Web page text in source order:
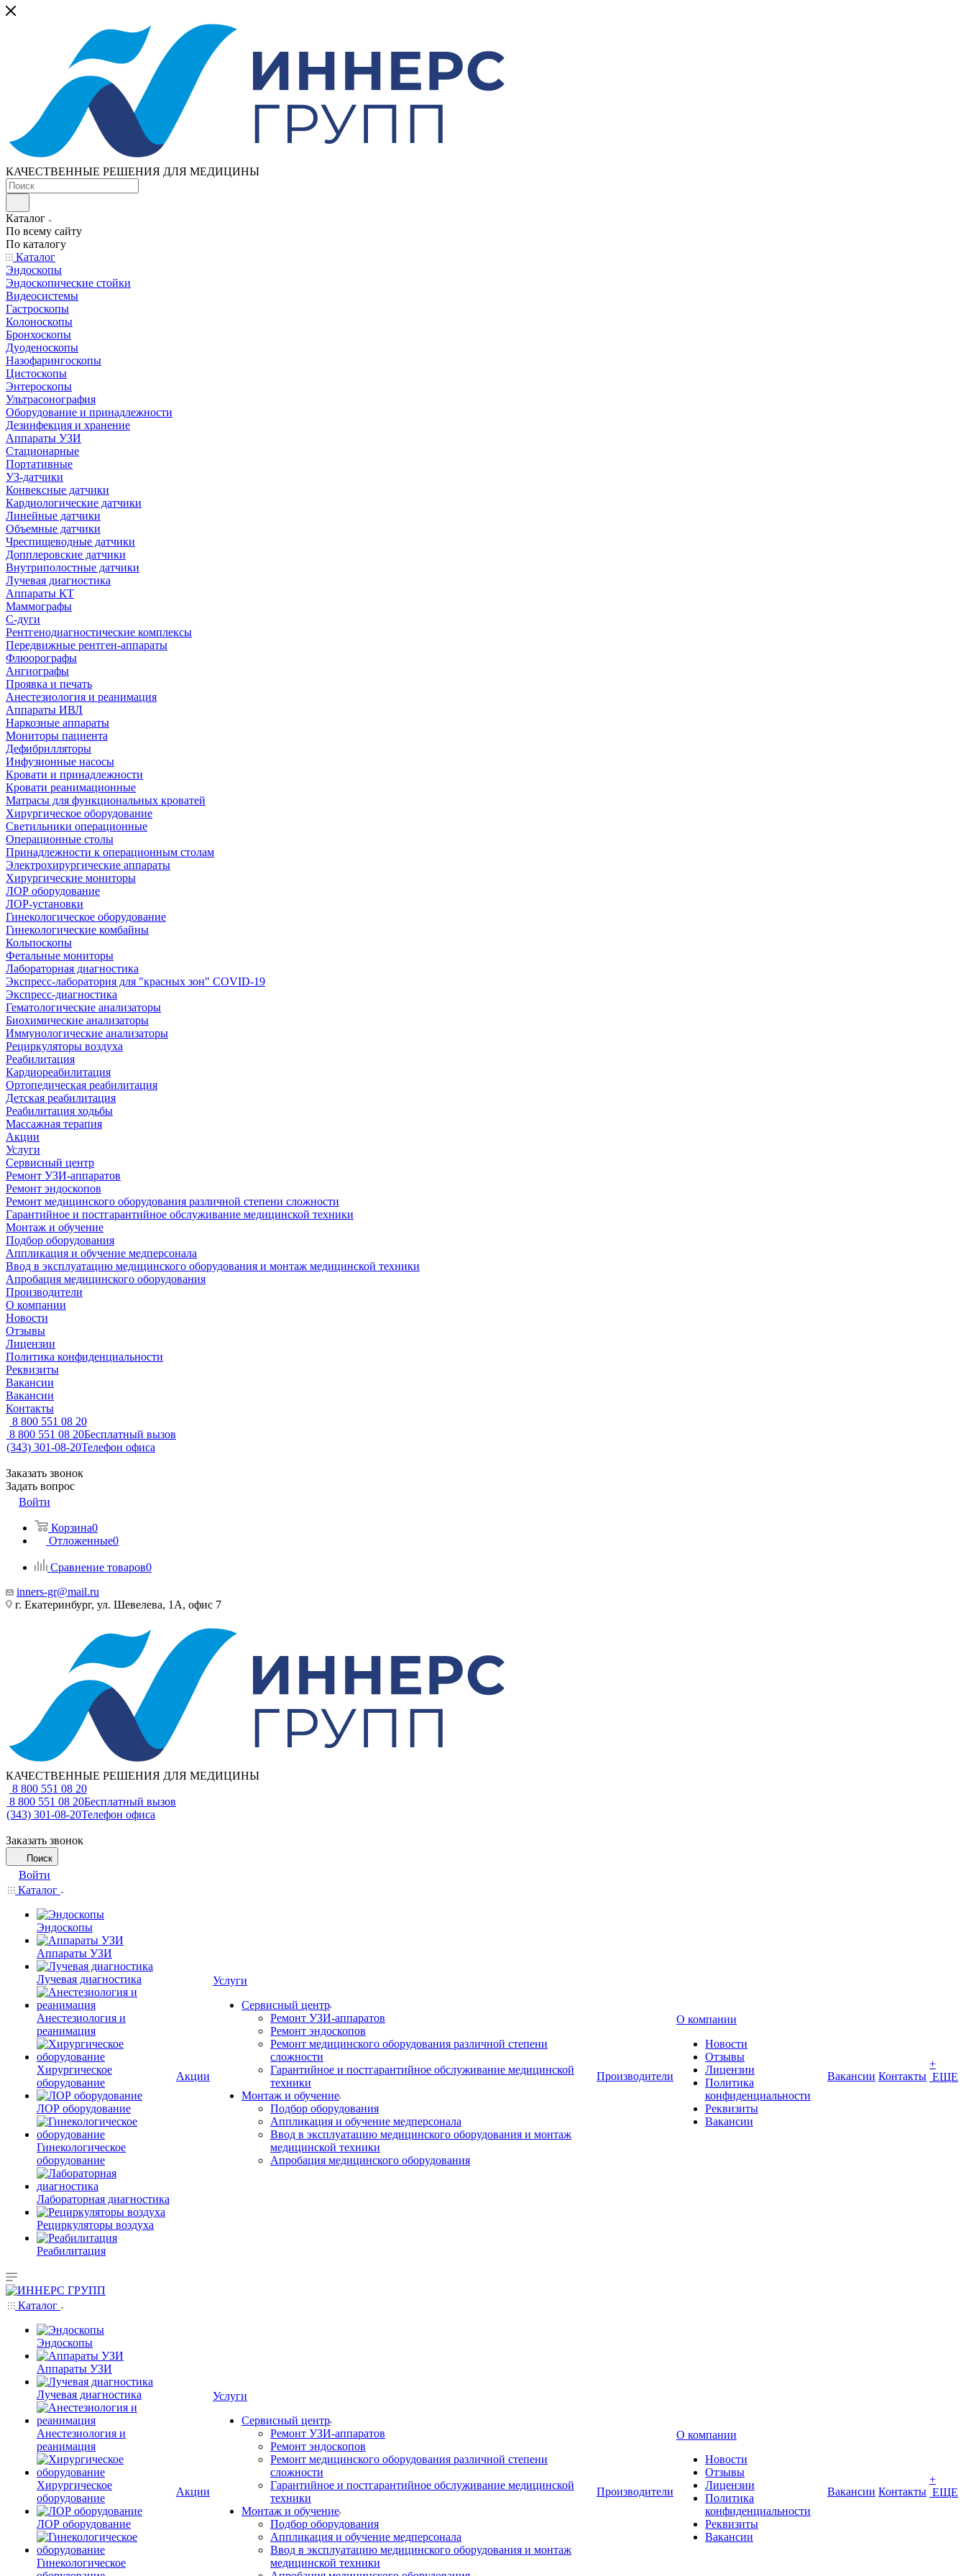
КАЧЕСТВЕННЫЕ РЕШЕНИЯ ДЛЯ МЕДИЦИНЫ
Каталог
По всему сайту
По каталогу
Каталог
Эндоскопы
Эндоскопические стойки
Видеосистемы
Гастроскопы
Колоноскопы
Бронхоскопы
Дуоденоскопы
Назофарингоскопы
Цистоскопы
Энтероскопы
Ультрасонография
Оборудование и принадлежности
Дезинфекция и хранение
Аппараты УЗИ
Стационарные
Портативные
УЗ-датчики
Конвексные датчики
Кардиологические датчики
Линейные датчики
Объемные датчики
Чреспищеводные датчики
Допплеровские датчики
Внутриполостные датчики
Лучевая диагностика
Аппараты КТ
Маммографы
С-дуги
Рентгенодиагностические комплексы
Передвижные рентген-аппараты
Флюорографы
Ангиографы
Проявка и печать
Анестезиология и реанимация
Аппараты ИВЛ
Наркозные аппараты
Мониторы пациента
Дефибрилляторы
Инфузионные насосы
Кровати и принадлежности
Кровати реанимационные
Матрасы для функциональных кроватей
Хирургическое оборудование
Светильники операционные
Операционные столы
Принадлежности к операционным столам
Электрохирургические аппараты
Хирургические мониторы
ЛОР оборудование
ЛОР-установки
Гинекологическое оборудование
Гинекологические комбайны
Кольпоскопы
Фетальные мониторы
Лабораторная диагностика
Экспресс-лаборатория для "красных зон" COVID-19
Экспресс-диагностика
Гематологические анализаторы
Биохимические анализаторы
Иммунологические анализаторы
Рециркуляторы воздуха
Реабилитация
Кардиореабилитация
Ортопедическая реабилитация
Детская реабилитация
Реабилитация ходьбы
Массажная терапия
Акции
Услуги
Сервисный центр
Ремонт УЗИ-аппаратов
Ремонт эндоскопов
Ремонт медицинского оборудования различной степени сложности
Гарантийное и постгарантийное обслуживание медицинской техники
Монтаж и обучение
Подбор оборудования
Аппликация и обучение медперсонала
Ввод в эксплуатацию медицинского оборудования и монтаж медицинской техники
Апробация медицинского оборудования
Производители
О компании
Новости
Отзывы
Лицензии
Политика конфиденциальности
Реквизиты
Вакансии
Вакансии
Контакты
8 800 551 08 20
8 800 551 08 20Бесплатный вызов
(343) 301-08-20Телефон офиса
Заказать звонок
Задать вопрос
Войти
Корзина0
Отложенные0
Сравнение товаров0
inners-gr@mail.ru
г. Екатеринбург, ул. Шевелева, 1А, офис 7
КАЧЕСТВЕННЫЕ РЕШЕНИЯ ДЛЯ МЕДИЦИНЫ
8 800 551 08 20
8 800 551 08 20Бесплатный вызов
(343) 301-08-20Телефон офиса
Заказать звонок
Поиск
Войти
Каталог
Эндоскопы
Аппараты УЗИ
Лучевая диагностика
Анестезиология и
реанимация
Хирургическое
оборудование
ЛОР оборудование
Гинекологическое
оборудование
Лабораторная диагностика
Рециркуляторы воздуха
Реабилитация
Акции
Услуги
Сервисный центр
Ремонт УЗИ-аппаратов
Ремонт эндоскопов
Ремонт медицинского оборудования различной степени
сложности
Гарантийное и постгарантийное обслуживание медицинской
техники
Монтаж и обучение
Подбор оборудования
Аппликация и обучение медперсонала
Ввод в эксплуатацию медицинского оборудования и монтаж
медицинской техники
Апробация медицинского оборудования
Производители
О компании
Новости
Отзывы
Лицензии
Политика
конфиденциальности
Реквизиты
Вакансии
Вакансии Контакты
+
ЕЩЕ
Каталог
Эндоскопы
Аппараты УЗИ
Лучевая диагностика
Анестезиология и
реанимация
Хирургическое
оборудование
ЛОР оборудование
Гинекологическое
Акции
Услуги
Сервисный центр
Ремонт УЗИ-аппаратов
Ремонт эндоскопов
Ремонт медицинского оборудования различной степени
сложности
Гарантийное и постгарантийное обслуживание медицинской
техники
Монтаж и обучение
Подбор оборудования
Аппликация и обучение медперсонала
Ввод в эксплуатацию медицинского оборудования и монтаж
медицинской техники
Производители
О компании
Новости
Отзывы
Лицензии
Политика
конфиденциальности
Реквизиты
Вакансии
Вакансии Контакты
+
ЕЩЕ